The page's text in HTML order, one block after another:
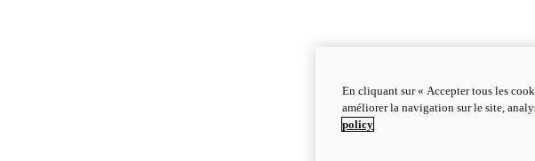
En cliquant sur « Accepter tous les
améliorer la navigation sur le site,
policy